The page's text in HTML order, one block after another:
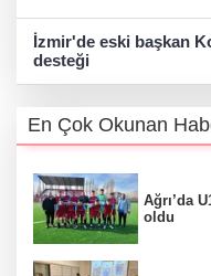
İzmir'de eski başkan
desteği
En Çok Okunan
Ağrı’da
oldu